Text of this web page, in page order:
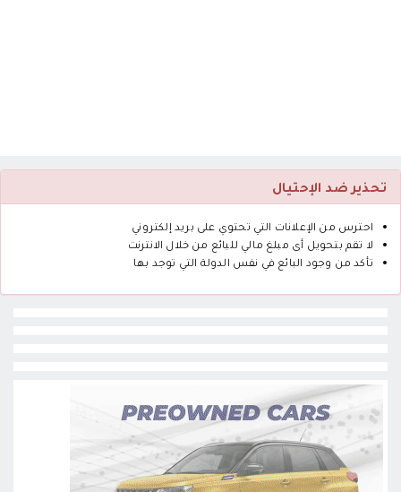
تحذير ضد الإحتيال
احترس من الإعلانات التي تحتوي على بريد إلكتروني
لا تقم بتحويل أى مبلغ مالي للبائع من خلال الانترنت
تأكد من وجود البائع في نفس الدولة التي توجد بها